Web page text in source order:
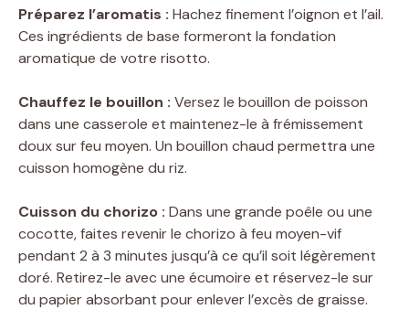
Préparez l’aromatis : Hachez finement l’oignon et l’ail.
Ces ingrédients de base formeront la fondation
aromatique de votre risotto.
Chauffez le bouillon : Versez le bouillon de poisson
dans une casserole et maintenez-le à frémissement
doux sur feu moyen. Un bouillon chaud permettra une
cuisson homogène du riz.
Cuisson du chorizo : Dans une grande poêle ou une
cocotte, faites revenir le chorizo à feu moyen-vif
pendant 2 à 3 minutes jusqu’à ce qu’il soit légèrement
doré. Retirez-le avec une écumoire et réservez-le sur
du papier absorbant pour enlever l’excès de graisse.